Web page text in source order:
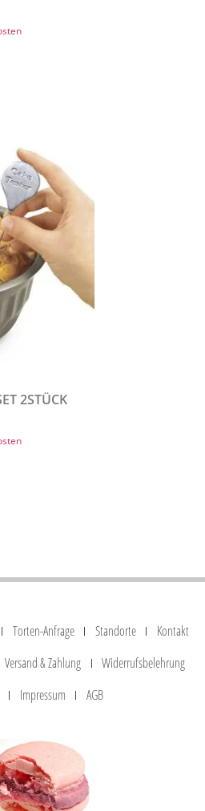
2STÜCK
Torten-Anfrage Standorte
Kontakt
Versand & Zahlung
Widerrufsbelehrung
Impressum AGB